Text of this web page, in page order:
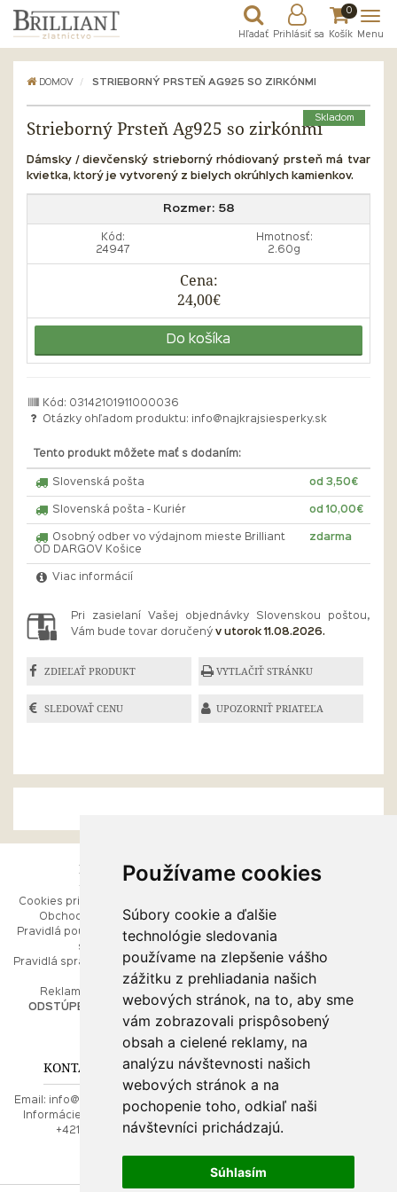
Používame cookies
Súbory cookie a ďalšie
technológie sledovania
používame na zlepšenie vášho
zážitku z prehliadania našich
webových stránok, na to, aby sme
vám zobrazovali prispôsobený
obsah a cielené reklamy, na
analýzu návštevnosti našich
webových stránok a na
pochopenie toho, odkiaľ naši
návštevníci prichádzajú.
Súhlasím
Hľadať Prihlásiť sa
0
Košík Menu
DOMOV STRIEBORNÝ PRSTEŇ AG925 SO ZIRKÓNMI
Skladom
Strieborný Prsteň Ag925 so zirkónmi
Dámsky / dievčenský strieborný rhódiovaný prsteň má tvar
kvietka, ktorý je vytvorený z bielych okrúhlych kamienkov.
Rozmer: 58
Kód:
24947
Hmotnosť:
2.60g
Cena:
24,00€
Do košíka
Kód: 03142101911000036
Otázky ohľadom produktu:
info@najkrajsiesperky.sk
Tento produkt môžete mať s dodaním:
Slovenská pošta od 3,50€
Slovenská pošta - Kuriér od 10,00€
Osobný odber vo výdajnom mieste Brilliant
OD DARGOV Košice
zdarma
Viac informácií
Pri zasielaní Vašej objednávky Slovenskou poštou,
Vám bude tovar doručený v utorok 11.08.2026.
ZDIEĽAŤ PRODUKT VYTLAČIŤ STRÁNKU
SLEDOVAŤ CENU UPOZORNIŤ PRIATEĽA
ESHOP
Cookies pri prezeraní stránok
Obchodné podmienky
Pravidlá používania webových
stránok
Pravidlá spracúvania osobných
Reklamačný poriadok
ODSTÚPENIE OD ZMLUVY
RÝCHLE MENU
Ako balíme Vaše šperky
Kontaktujte nás
PORADŇA
Ako nakupovať
O drahých kovoch
Doprava a poštovné
KONTAKT NA NÁS
Email:
info@najkrajsiesperky.sk
Informácie:
+421917 881556,
+421556224323